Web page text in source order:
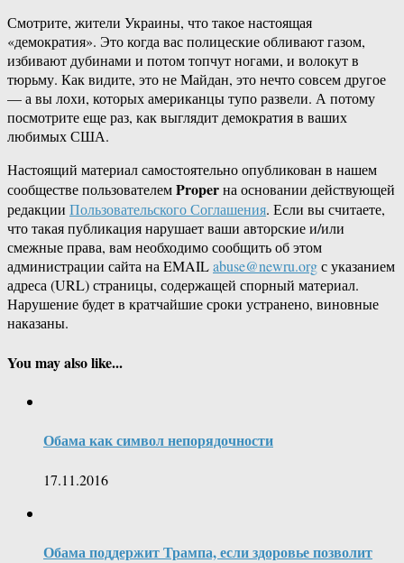
Смотрите, жители Украины, что такое настоящая
«демократия». Это когда вас полицеские обливают газом,
избивают дубинами и потом топчут ногами, и волокут в
тюрьму. Как видите, это не Майдан, это нечто совсем другое
— а вы лохи, которых американцы тупо развели. А потому
посмотрите еще раз, как выглядит демократия в ваших
любимых США.
Настоящий материал самостоятельно опубликован в нашем
сообществе пользователемProperна основании действующей
редакции Пользовательского Соглашения. Если вы считаете,
что такая публикация нарушает ваши авторские и/или
смежные права, вам необходимо сообщить об этом
администрации сайта на EMAILabuse@newru.orgс указанием
адреса (URL) страницы, содержащей спорный материал.
Нарушение будет в кратчайшие сроки устранено, виновные
наказаны.
You may also like...
Обама как символ непорядочности
17.11.2016
Обама поддержит Трампа, если здоровье позволит